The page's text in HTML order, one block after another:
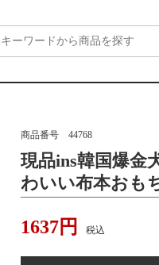
商品番号 44768
現品ins韓国爆金
わいい布本おも
1637円 税込